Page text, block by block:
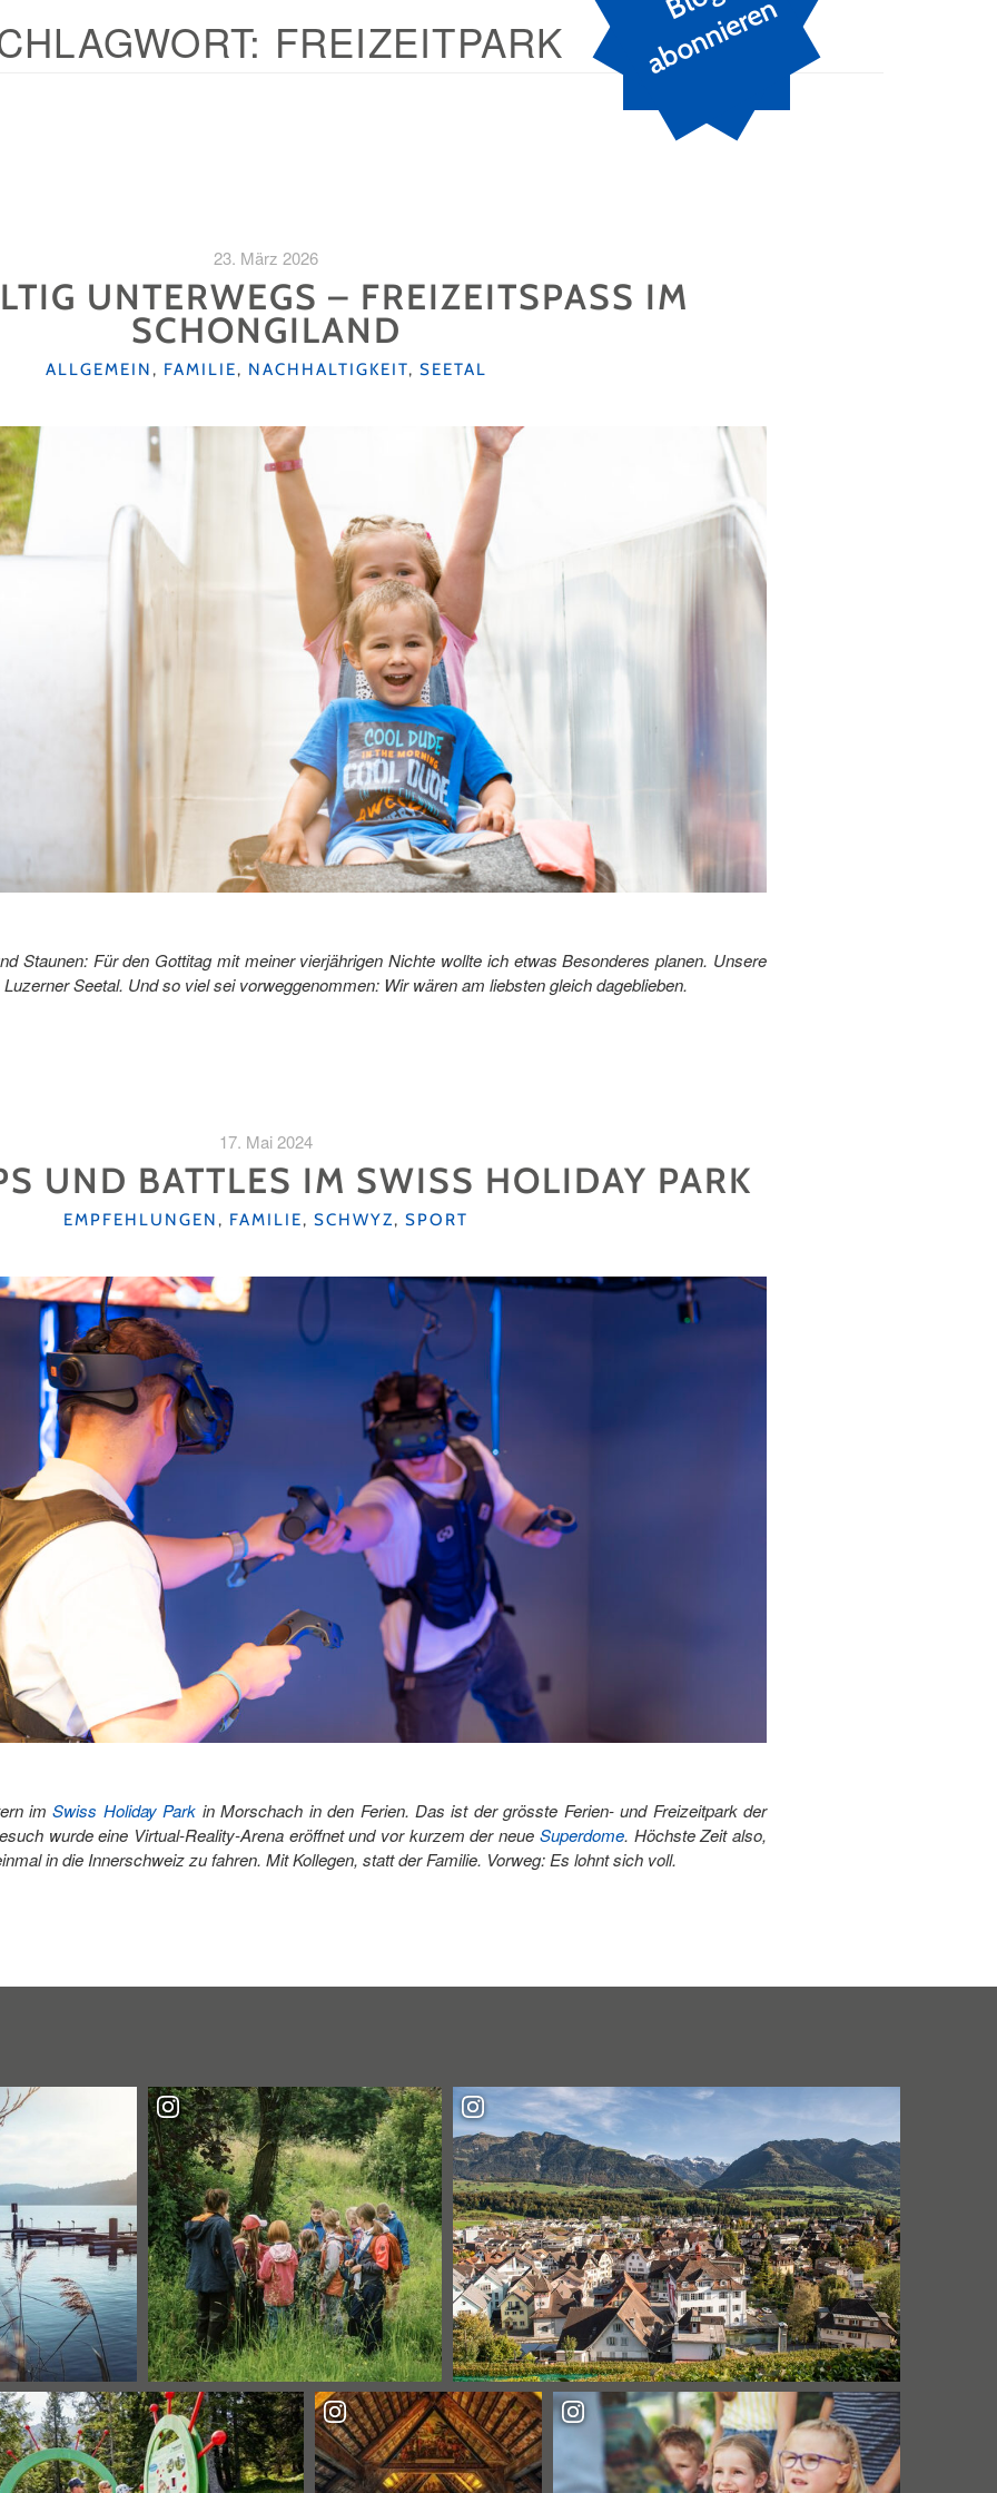
n
FREIZEITPARK
23. März 2026
UNTERWEGS – FREIZEITSPASS IM
SCHONGILAND
KATEGORIEN
ALLGEMEIN, FAMILIE, NACHHALTIGKEIT, SEETAL
Staunen: Für den Gottitag mit meiner vierjährigen Nichte wollte ich etwas Besonderes planen. Unsere
Seetal. Und so viel sei vorweggenommen: Wir wären am liebsten gleich dageblieben.
17. Mai 2024
UND BATTLES IM SWISS HOLIDAY PARK
KATEGORIEN
EMPFEHLUNGEN, FAMILIE, SCHWYZ, SPORT
imSwiss Holiday Park in Morschach in den Ferien. Das ist der grösste Ferien- und Freizeitpark der
wurde eine Virtual-Reality-Arena eröffnet und vor kurzem der neue Superdome. Höchste Zeit also,
in die Innerschweiz zu fahren. Mit Kollegen, statt der Familie. Vorweg: Es lohnt sich voll.